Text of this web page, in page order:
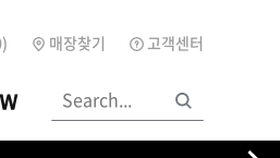
) 매장찾기 고객센터